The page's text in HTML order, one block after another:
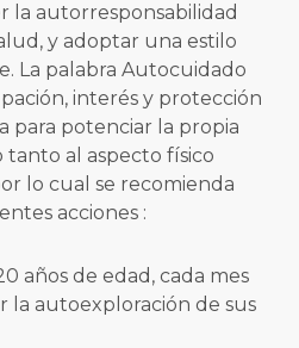
autorresponsabilidad
y adoptar una estilo
La palabra Autocuidado
interés y protección
para potenciar la propia
tanto al aspecto físico
lo cual se recomienda
acciones :
años de edad, cada mes
la autoexploración de sus